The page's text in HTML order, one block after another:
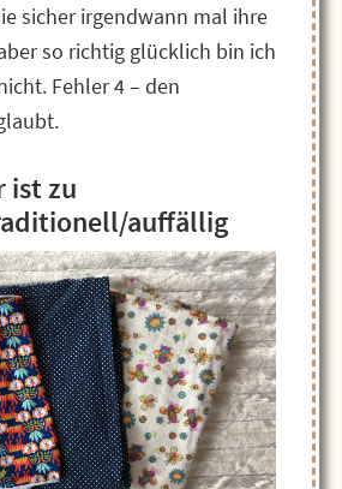
sicher irgendwann mal ihre
so richtig glücklich bin ich
Fehler 4 – den
ist zu
auffällig